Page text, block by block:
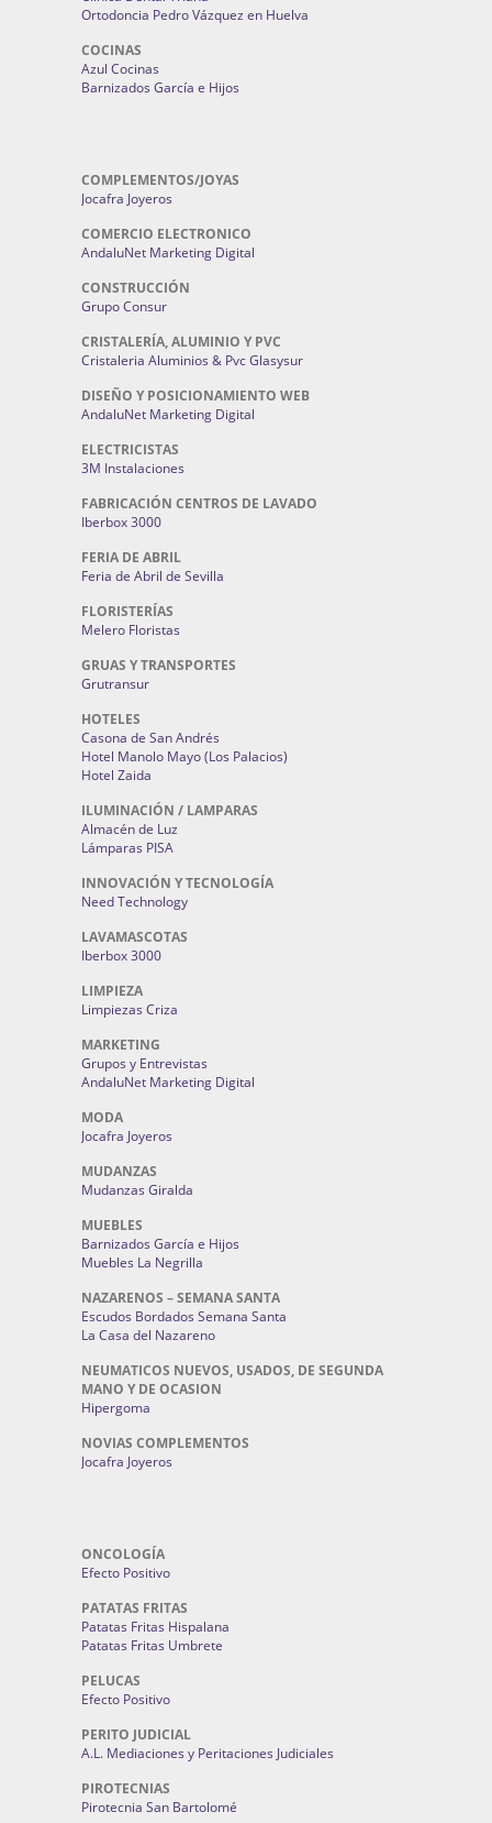
Ortodoncia Pedro Vázquez en Huelva
COCINAS
Azul Cocinas
Barnizados García e Hijos
COMPLEMENTOS/JOYAS
Jocafra Joyeros
COMERCIO ELECTRONICO
AndaluNet Marketing Digital
CONSTRUCCIÓN
Grupo Consur
CRISTALERÍA, ALUMINIO Y PVC
Cristaleria Aluminios & Pvc Glasysur
DISEÑO Y POSICIONAMIENTO WEB
AndaluNet Marketing Digital
ELECTRICISTAS
3M Instalaciones
FABRICACIÓN CENTROS DE LAVADO
Iberbox 3000
FERIA DE ABRIL
Feria de Abril de Sevilla
FLORISTERÍAS
Melero Floristas
GRUAS Y TRANSPORTES
Grutransur
HOTELES
Casona de San Andrés
Hotel Manolo Mayo (Los Palacios)
Hotel Zaida
ILUMINACIÓN / LAMPARAS
Almacén de Luz
Lámparas PISA
INNOVACIÓN Y TECNOLOGÍA
Need Technology
LAVAMASCOTAS
Iberbox 3000
LIMPIEZA
Limpiezas Criza
MARKETING
Grupos y Entrevistas
AndaluNet Marketing Digital
MODA
Jocafra Joyeros
MUDANZAS
Mudanzas Giralda
MUEBLES
Barnizados García e Hijos
Muebles La Negrilla
NAZARENOS – SEMANA SANTA
Escudos Bordados Semana Santa
La Casa del Nazareno
NEUMATICOS NUEVOS, USADOS, DE SEGUNDA
MANO Y DE OCASION
Hipergoma
NOVIAS COMPLEMENTOS
Jocafra Joyeros
ONCOLOGÍA
Efecto Positivo
PATATAS FRITAS
Patatas Fritas Hispalana
Patatas Fritas Umbrete
PELUCAS
Efecto Positivo
PERITO JUDICIAL
A.L. Mediaciones y Peritaciones Judiciales
PIROTECNIAS
Pirotecnia San Bartolomé